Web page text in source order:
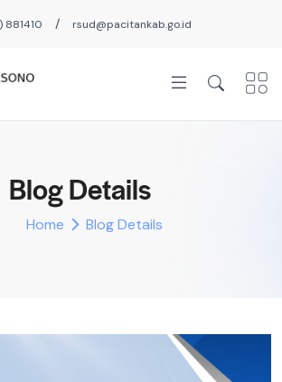
881410 / rsud@pacitankab.go.id
Blog Details
Home Blog Details